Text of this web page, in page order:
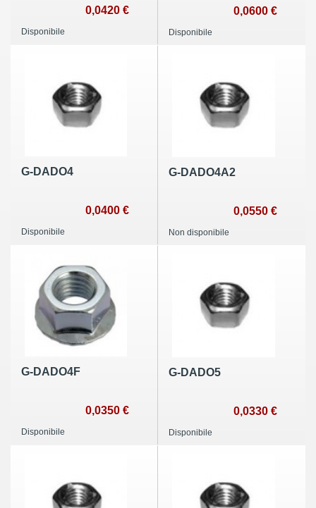
0,0420 €
Disponibile
0,0600 €
Disponibile
G-DADO4
0,0400 €
Disponibile
G-DADO4A2
0,0550 €
Non disponibile
G-DADO4F
0,0350 €
Disponibile
G-DADO5
0,0330 €
Disponibile